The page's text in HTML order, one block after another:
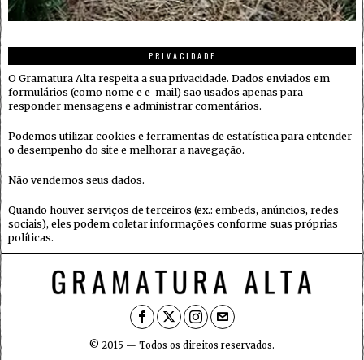
PRIVACIDADE
O Gramatura Alta respeita a sua privacidade. Dados enviados em
formulários (como nome e e-mail) são usados apenas para
responder mensagens e administrar comentários.
Podemos utilizar cookies e ferramentas de estatística para entender
o desempenho do site e melhorar a navegação.
Não vendemos seus dados.
Quando houver serviços de terceiros (ex.: embeds, anúncios, redes
sociais), eles podem coletar informações conforme suas próprias
políticas.
© 2015 — Todos os direitos reservados.